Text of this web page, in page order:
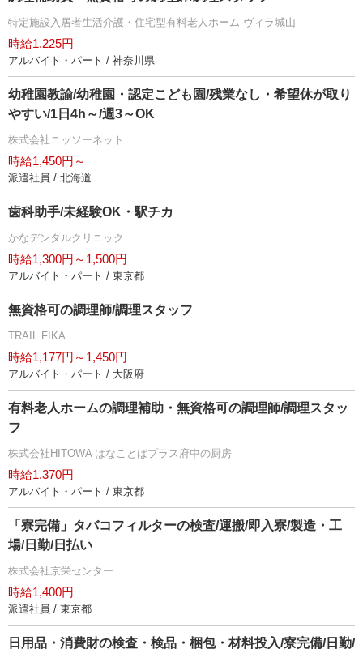
特定施設入居者生活介護・住宅型有料老人ホーム ヴィラ城山
時給1,225円
アルバイト・パート / 神奈川県
幼稚園教諭/幼稚園・認定こども園/残業なし・希望休が取り
すい/1日4h～/週3～OK
株式会社ニッソーネット
時給1,450円～
派遣社員 / 北海道
歯科助手/未経験OK・駅チカ
かなデンタルクリニック
時給1,300円～1,500円
アルバイト・パート / 東京都
無資格可の調理師/調理スタッフ
TRAIL FIKA
時給1,177円～1,450円
アルバイト・パート / 大阪府
有料老人ホームの調理補助・無資格可の調理師/調理スタッ
フ
株式会社HITOWA はなことばプラス府中の厨房
時給1,370円
アルバイト・パート / 東京都
「寮完備」タバコフィルターの検査/運搬/即入寮/製造・工
場/日勤/日払い
株式会社京栄センター
時給1,400円
派遣社員 / 東京都
日用品・消費財の検査・検品・梱包・材料投入/寮完備/日勤/